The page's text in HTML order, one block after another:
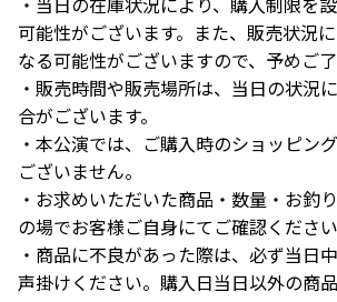
可能性がございます。また、販売状況
なる可能性がございますので、予めご了
・販売時間や販売場所は、当日の状況
合がございます。
・本公演では、ご購入時のショッピン
ございません。
・お求めいただいた商品・数量・お釣
の場でお客様ご自身にてご確認ください
・商品に不良があった際は、必ず当日
声掛けください。購入日当日以外の商